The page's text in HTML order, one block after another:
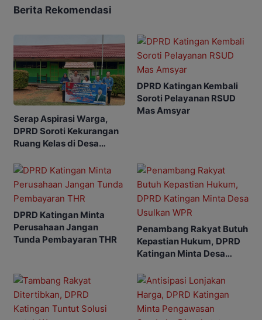
Berita Rekomendasi
Serap Aspirasi Warga,
DPRD Soroti Kekurangan
Ruang Kelas di Desa
DPRD Katingan Kembali
Soroti Pelayanan RSUD
Mas Amsyar
DPRD Katingan Minta
Perusahaan Jangan
Tunda Pembayaran THR
Penambang Rakyat Butuh
Kepastian Hukum, DPRD
Katingan Minta Desa